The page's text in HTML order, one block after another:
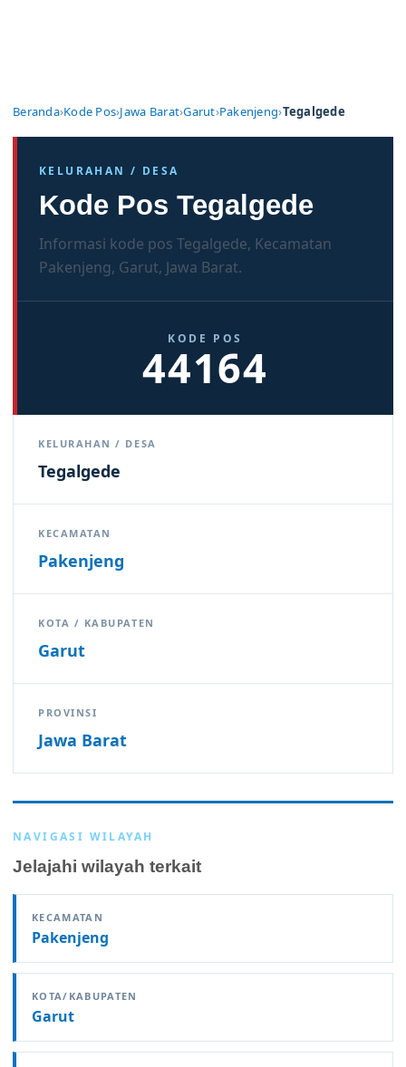
Beranda›Kode Pos›Jawa Barat›Garut›Pakenjeng›Tegalgede
KELURAHAN / DESA
Kode Pos Tegalgede
Informasi kode pos Tegalgede, Kecamatan
Pakenjeng, Garut, Jawa Barat.
KODE POS
44164
KELURAHAN / DESA
Tegalgede
KECAMATAN
Pakenjeng
KOTA / KABUPATEN
Garut
PROVINSI
Jawa Barat
NAVIGASI WILAYAH
Jelajahi wilayah terkait
KECAMATAN
Pakenjeng
KOTA/KABUPATEN
Garut